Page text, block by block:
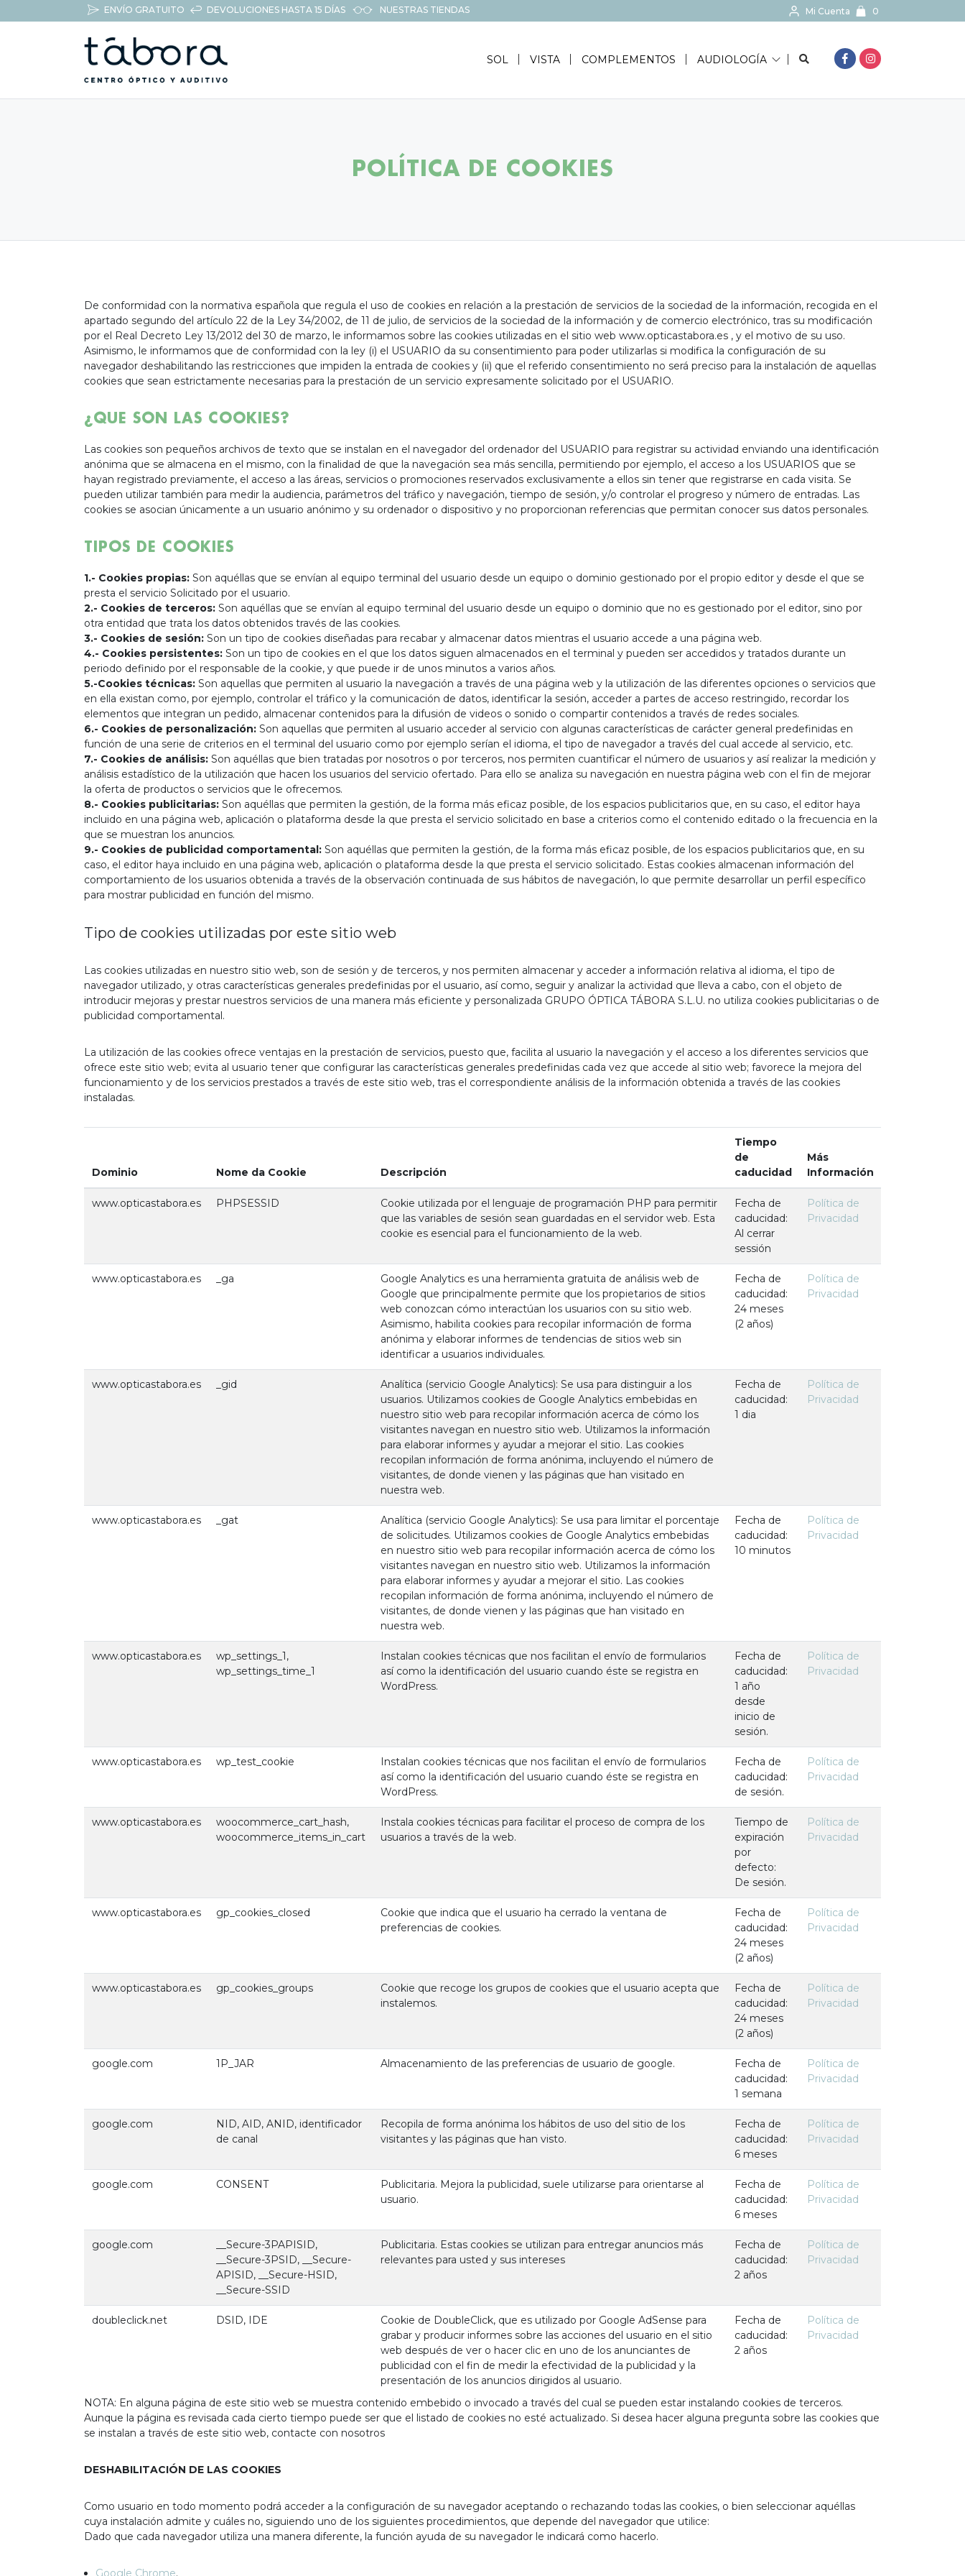
ENVÍO GRATUITO DEVOLUCIONES HASTA 15 DÍAS NUESTRAS TIENDAS Mi Cuenta 0
SOL VISTA COMPLEMENTOS AUDIOLOGÍA BUSCAR...
POLÍTICA DE COOKIES
De conformidad con la normativa española que regula el uso de cookies en relación a la prestación de servicios de la sociedad de la información, recogida en el
apartado segundo del artículo 22 de la Ley 34/2002, de 11 de julio, de servicios de la sociedad de la información y de comercio electrónico, tras su modificación
por el Real Decreto Ley 13/2012 del 30 de marzo, le informamos sobre las cookies utilizadas en el sitio web www.opticastabora.es , y el motivo de su uso.
Asimismo, le informamos que de conformidad con la ley (i) el USUARIO da su consentimiento para poder utilizarlas si modifica la configuración de su
navegador deshabilitando las restricciones que impiden la entrada de cookies y (ii) que el referido consentimiento no será preciso para la instalación de aquellas
cookies que sean estrictamente necesarias para la prestación de un servicio expresamente solicitado por el USUARIO.
¿QUE SON LAS COOKIES?
Las cookies son pequeños archivos de texto que se instalan en el navegador del ordenador del USUARIO para registrar su actividad enviando una identificación
anónima que se almacena en el mismo, con la finalidad de que la navegación sea más sencilla, permitiendo por ejemplo, el acceso a los USUARIOS que se
hayan registrado previamente, el acceso a las áreas, servicios o promociones reservados exclusivamente a ellos sin tener que registrarse en cada visita. Se
pueden utilizar también para medir la audiencia, parámetros del tráfico y navegación, tiempo de sesión, y/o controlar el progreso y número de entradas. Las
cookies se asocian únicamente a un usuario anónimo y su ordenador o dispositivo y no proporcionan referencias que permitan conocer sus datos personales.
TIPOS DE COOKIES
1.- Cookies propias: Son aquéllas que se envían al equipo terminal del usuario desde un equipo o dominio gestionado por el propio editor y desde el que se
presta el servicio Solicitado por el usuario.
2.- Cookies de terceros: Son aquéllas que se envían al equipo terminal del usuario desde un equipo o dominio que no es gestionado por el editor, sino por
otra entidad que trata los datos obtenidos través de las cookies.
3.- Cookies de sesión: Son un tipo de cookies diseñadas para recabar y almacenar datos mientras el usuario accede a una página web.
4.- Cookies persistentes: Son un tipo de cookies en el que los datos siguen almacenados en el terminal y pueden ser accedidos y tratados durante un
periodo definido por el responsable de la cookie, y que puede ir de unos minutos a varios años.
5.-Cookies técnicas: Son aquellas que permiten al usuario la navegación a través de una página web y la utilización de las diferentes opciones o servicios que
en ella existan como, por ejemplo, controlar el tráfico y la comunicación de datos, identificar la sesión, acceder a partes de acceso restringido, recordar los
elementos que integran un pedido, almacenar contenidos para la difusión de videos o sonido o compartir contenidos a través de redes sociales.
6.- Cookies de personalización: Son aquellas que permiten al usuario acceder al servicio con algunas características de carácter general predefinidas en
función de una serie de criterios en el terminal del usuario como por ejemplo serían el idioma, el tipo de navegador a través del cual accede al servicio, etc.
7.- Cookies de análisis: Son aquéllas que bien tratadas por nosotros o por terceros, nos permiten cuantificar el número de usuarios y así realizar la medición y
análisis estadístico de la utilización que hacen los usuarios del servicio ofertado. Para ello se analiza su navegación en nuestra página web con el fin de mejorar
la oferta de productos o servicios que le ofrecemos.
8.- Cookies publicitarias: Son aquéllas que permiten la gestión, de la forma más eficaz posible, de los espacios publicitarios que, en su caso, el editor haya
incluido en una página web, aplicación o plataforma desde la que presta el servicio solicitado en base a criterios como el contenido editado o la frecuencia en la
que se muestran los anuncios.
9.- Cookies de publicidad comportamental: Son aquéllas que permiten la gestión, de la forma más eficaz posible, de los espacios publicitarios que, en su
caso, el editor haya incluido en una página web, aplicación o plataforma desde la que presta el servicio solicitado. Estas cookies almacenan información del
comportamiento de los usuarios obtenida a través de la observación continuada de sus hábitos de navegación, lo que permite desarrollar un perfil específico
para mostrar publicidad en función del mismo.
Tipo de cookies utilizadas por este sitio web
Las cookies utilizadas en nuestro sitio web, son de sesión y de terceros, y nos permiten almacenar y acceder a información relativa al idioma, el tipo de
navegador utilizado, y otras características generales predefinidas por el usuario, así como, seguir y analizar la actividad que lleva a cabo, con el objeto de
introducir mejoras y prestar nuestros servicios de una manera más eficiente y personalizada GRUPO ÓPTICA TÁBORA S.L.U. no utiliza cookies publicitarias o de
publicidad comportamental.
La utilización de las cookies ofrece ventajas en la prestación de servicios, puesto que, facilita al usuario la navegación y el acceso a los diferentes servicios que
ofrece este sitio web; evita al usuario tener que configurar las características generales predefinidas cada vez que accede al sitio web; favorece la mejora del
funcionamiento y de los servicios prestados a través de este sitio web, tras el correspondiente análisis de la información obtenida a través de las cookies
instaladas.
Dominio Nome da Cookie Descripción
Tiempo
de
caducidad
Más
Información
www.opticastabora.es PHPSESSID
Cookie utilizada por el lenguaje de programación PHP para permitir
que las variables de sesión sean guardadas en el servidor web. Esta
cookie es esencial para el funcionamiento de la web.
Fecha de
caducidad:
Al cerrar
sessión
Política de
Privacidad
www.opticastabora.es _ga
Google Analytics es una herramienta gratuita de análisis web de
Google que principalmente permite que los propietarios de sitios
web conozcan cómo interactúan los usuarios con su sitio web.
Asimismo, habilita cookies para recopilar información de forma
anónima y elaborar informes de tendencias de sitios web sin
identificar a usuarios individuales.
Fecha de
caducidad:
24 meses
(2 años)
Política de
Privacidad
www.opticastabora.es _gid
Analítica (servicio Google Analytics): Se usa para distinguir a los
usuarios. Utilizamos cookies de Google Analytics embebidas en
nuestro sitio web para recopilar información acerca de cómo los
visitantes navegan en nuestro sitio web. Utilizamos la información
para elaborar informes y ayudar a mejorar el sitio. Las cookies
recopilan información de forma anónima, incluyendo el número de
visitantes, de donde vienen y las páginas que han visitado en
nuestra web.
Fecha de
caducidad:
1 dia
Política de
Privacidad
www.opticastabora.es _gat
Analítica (servicio Google Analytics): Se usa para limitar el porcentaje
de solicitudes. Utilizamos cookies de Google Analytics embebidas
en nuestro sitio web para recopilar información acerca de cómo los
visitantes navegan en nuestro sitio web. Utilizamos la información
para elaborar informes y ayudar a mejorar el sitio. Las cookies
recopilan información de forma anónima, incluyendo el número de
visitantes, de donde vienen y las páginas que han visitado en
nuestra web.
Fecha de
caducidad:
10 minutos
Política de
Privacidad
www.opticastabora.es
wp_settings_1,
wp_settings_time_1
Instalan cookies técnicas que nos facilitan el envío de formularios
así como la identificación del usuario cuando éste se registra en
WordPress.
Fecha de
caducidad:
1 año
desde
inicio de
sesión.
Política de
Privacidad
www.opticastabora.es wp_test_cookie
Instalan cookies técnicas que nos facilitan el envío de formularios
así como la identificación del usuario cuando éste se registra en
WordPress.
Fecha de
caducidad:
de sesión.
Política de
Privacidad
www.opticastabora.es
woocommerce_cart_hash,
woocommerce_items_in_cart
Instala cookies técnicas para facilitar el proceso de compra de los
usuarios a través de la web.
Tiempo de
expiración
por
defecto:
De sesión.
Política de
Privacidad
www.opticastabora.es gp_cookies_closed
Cookie que indica que el usuario ha cerrado la ventana de
preferencias de cookies.
Fecha de
caducidad:
24 meses
(2 años)
Política de
Privacidad
www.opticastabora.es gp_cookies_groups
Cookie que recoge los grupos de cookies que el usuario acepta que
instalemos.
Fecha de
caducidad:
24 meses
(2 años)
Política de
Privacidad
google.com 1P_JAR Almacenamiento de las preferencias de usuario de google.
Fecha de
caducidad:
1 semana
Política de
Privacidad
google.com
NID, AID, ANID, identificador
de canal
Recopila de forma anónima los hábitos de uso del sitio de los
visitantes y las páginas que han visto.
Fecha de
caducidad:
6 meses
Política de
Privacidad
google.com CONSENT
Publicitaria. Mejora la publicidad, suele utilizarse para orientarse al
usuario.
Fecha de
caducidad:
6 meses
Política de
Privacidad
google.com
__Secure-3PAPISID,
__Secure-3PSID, __Secure-
APISID, __Secure-HSID,
__Secure-SSID
Publicitaria. Estas cookies se utilizan para entregar anuncios más
relevantes para usted y sus intereses
Fecha de
caducidad:
2 años
Política de
Privacidad
doubleclick.net DSID, IDE
Cookie de DoubleClick, que es utilizado por Google AdSense para
grabar y producir informes sobre las acciones del usuario en el sitio
web después de ver o hacer clic en uno de los anunciantes de
publicidad con el fin de medir la efectividad de la publicidad y la
presentación de los anuncios dirigidos al usuario.
Fecha de
caducidad:
2 años
Política de
Privacidad
NOTA: En alguna página de este sitio web se muestra contenido embebido o invocado a través del cual se pueden estar instalando cookies de terceros.
Aunque la página es revisada cada cierto tiempo puede ser que el listado de cookies no esté actualizado. Si desea hacer alguna pregunta sobre las cookies que
se instalan a través de este sitio web, contacte con nosotros
DESHABILITACIÓN DE LAS COOKIES
Como usuario en todo momento podrá acceder a la configuración de su navegador aceptando o rechazando todas las cookies, o bien seleccionar aquéllas
cuya instalación admite y cuáles no, siguiendo uno de los siguientes procedimientos, que depende del navegador que utilice:
Dado que cada navegador utiliza una manera diferente, la función ayuda de su navegador le indicará como hacerlo.